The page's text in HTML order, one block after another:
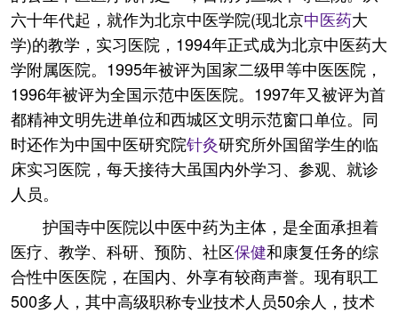
六十年代起，就作为北京中医学院(现北京中医药大
学)的教学，实习医院，1994年正式成为北京中医药大
学附属医院。1995年被评为国家二级甲等中医医院，
1996年被评为全国示范中医医院。1997年又被评为首
都精神文明先进单位和西城区文明示范窗口单位。同
时还作为中国中医研究院针灸研究所外国留学生的临
床实习医院，每天接待大虽国内外学习、参观、就诊
人员。
护国寺中医院以中医中药为主体，是全面承担着
医疗、教学、科研、预防、社区保健和康复任务的综
合性中医医院，在国内、外享有较商声誉。现有职工
500多人，其中高级职称专业技术人员50余人，技术